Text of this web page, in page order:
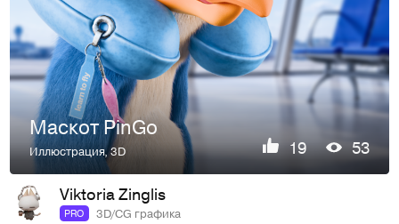
Маскот PinGo
Иллюстрация,3D 19 53
Viktoria Zinglis
PRO 3D/CG графика